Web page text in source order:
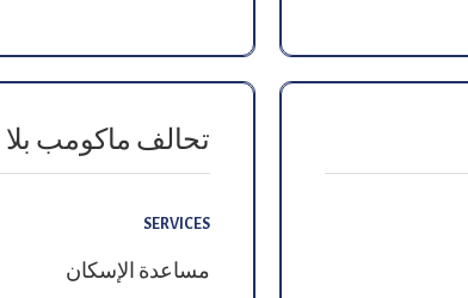
تحالف ماكومب
SERVICES
مساعدة الإسكان